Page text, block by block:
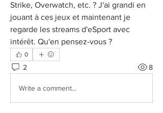
Strike, Overwatch, etc. ? J'ai grandi en
jouant à ces jeux et maintenant je
regarde les streams d'eSport avec
intérêt. Qu'en pensez-vous ?
0
2 8
Write a comment...